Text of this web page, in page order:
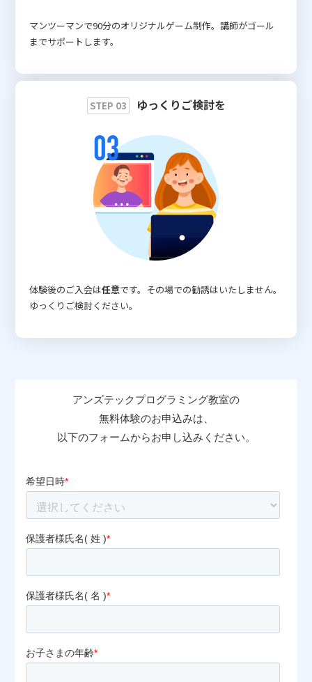
マンツーマンで90分のオリジナルゲーム制作。講師がゴール
までサポートします。
STEP 03 ゆっくりご検討を
体験後のご入会は任意です。その場での勧誘はいたしません。
ゆっくりご検討ください。
アンズテックプログラミング教室の
無料体験のお申込みは、
以下のフォームからお申し込みください。